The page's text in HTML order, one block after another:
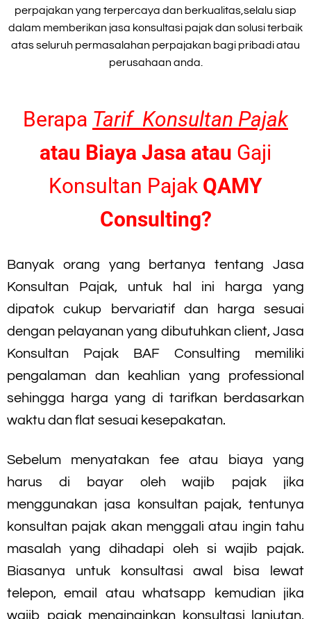
perpajakan yang terpercaya dan berkualitas,selalu siap
dalam memberikan jasa konsultasi pajak dan solusi terbaik
atas seluruh permasalahan perpajakan bagi pribadi atau
perusahaan anda.
Berapa Tarif Konsultan Pajak
atau Biaya Jasa atau Gaji
Konsultan Pajak QAMY
Consulting?
Banyak orang yang bertanya tentang Jasa
Konsultan Pajak, untuk hal ini harga yang
dipatok cukup bervariatif dan harga sesuai
dengan pelayanan yang dibutuhkan client, Jasa
Konsultan Pajak BAF Consulting memiliki
pengalaman dan keahlian yang professional
sehingga harga yang di tarifkan berdasarkan
waktu dan flat sesuai kesepakatan.
Sebelum menyatakan fee atau biaya yang
harus di bayar oleh wajib pajak jika
menggunakan jasa konsultan pajak, tentunya
konsultan pajak akan menggali atau ingin tahu
masalah yang dihadapi oleh si wajib pajak.
Biasanya untuk konsultasi awal bisa lewat
telepon, email atau whatsapp kemudian jika
wajib pajak menginginkan konsultasi lanjutan,